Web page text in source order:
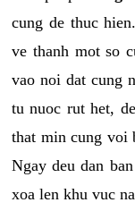
cung de thuc
ve thanh mot so
vao noi dat cung
tu nuoc rut het,
that min cung voi
Ngay deu dan
xoa len khu vuc